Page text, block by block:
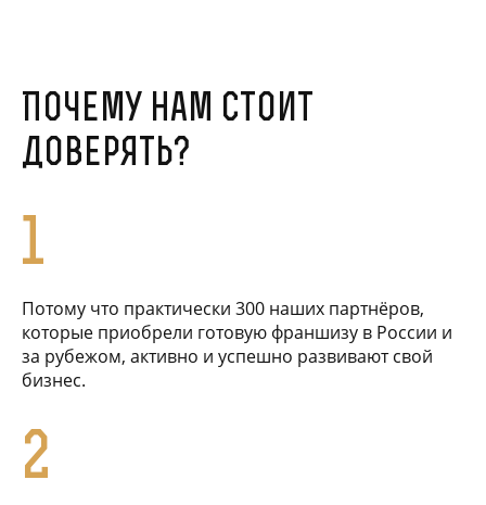
Почему нам стоит
доверять?
1
Потому что практически 300 наших партнёров,
которые приобрели готовую франшизу в России и
за рубежом, активно и успешно развивают свой
бизнес.
2